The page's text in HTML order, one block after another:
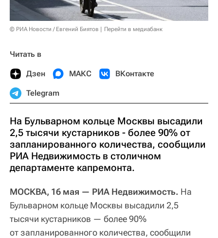
© РИА Новости / Евгений Биятов Перейти в медиабанк
Читать в
Дзен МАКС ВКонтакте
Telegram
На Бульварном кольце Москвы высадили
2,5 тысячи кустарников - более 90% от
запланированного количества, сообщили
РИА Недвижимость в столичном
департаменте капремонта.
МОСКВА, 16 мая — РИА Недвижимость. На
Бульварном кольце Москвы высадили 2,5
тысячи кустарников — более 90%
от запланированного количества, сообщили